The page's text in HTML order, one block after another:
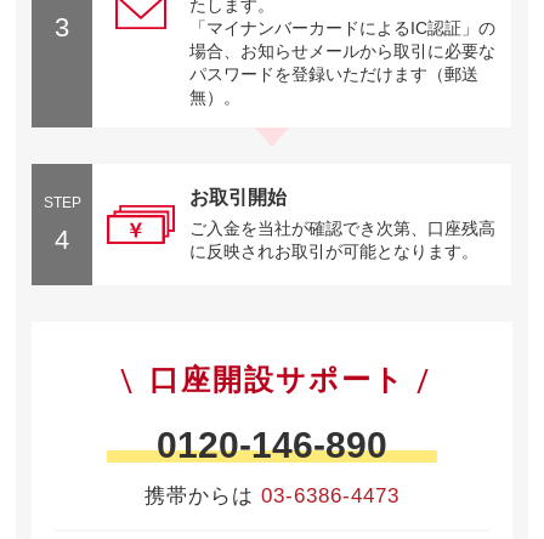
3
たします。
「マイナンバーカードによるIC認証」の
場合、お知らせメールから取引に必要な
パスワードを登録いただけます（郵送
無）。
STEP
4
お取引開始
ご入金を当社が確認でき次第、口座残高
に反映されお取引が可能となります。
口座開設サポート
0120-146-890
携帯からは 03-6386-4473